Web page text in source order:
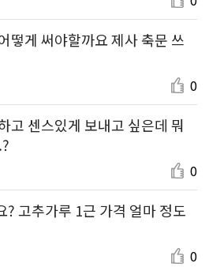
떻게 써야할까요 제사 축문 쓰
0
고 센스있게 보내고 싶은데 뭐
0
? 고추가루 1근 가격 얼마 정도
0